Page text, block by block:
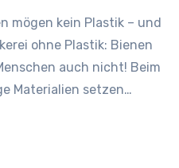
ohne Plastik: Bienen
auch nicht! Beim
Materialien setzen…